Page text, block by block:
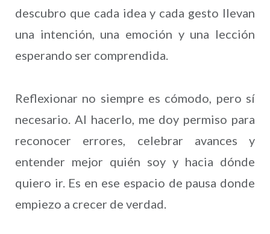
descubro que cada idea y cada gesto llevan
una intención, una emoción y una lección
esperando ser comprendida.
Reflexionar no siempre es cómodo, pero sí
necesario. Al hacerlo, me doy permiso para
reconocer errores, celebrar avances y
entender mejor quién soy y hacia dónde
quiero ir. Es en ese espacio de pausa donde
empiezo a crecer de verdad.